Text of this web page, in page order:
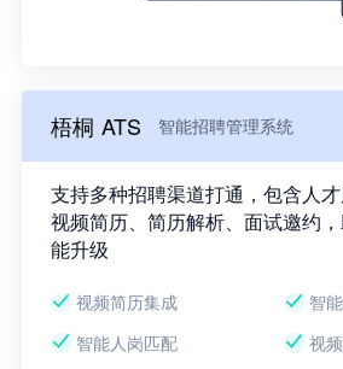
梧桐 ATS 智能招聘管理系统
支持多种招聘渠道打通，包含人才
视频简历、简历解析、面试邀约
能升级
视频简历集成
智
智能人岗匹配
视